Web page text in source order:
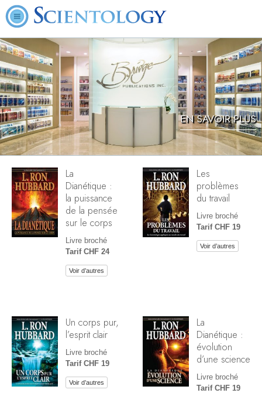
EN SAVOIR PLUS
La
Dianétique :
la puissance
de la pensée
sur le corps
Livre broché
Tarif CHF 24
Voir d’autres
Les
problèmes
du travail
Livre broché
Tarif CHF 19
Voir d’autres
Un corps pur,
l’esprit clair
Livre broché
Tarif CHF 19
Voir d’autres
La
Dianétique :
évolution
d’une science
Livre broché
Tarif CHF 19